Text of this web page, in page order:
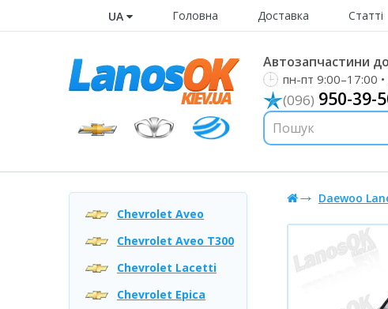
UA Головна Доставка Статті
Автозапчастини
пн-пт 9:00–17:00
(096) 950-39-
Chevrolet Aveo
Chevrolet Aveo T300
Chevrolet Lacetti
Chevrolet Epica
Daewoo